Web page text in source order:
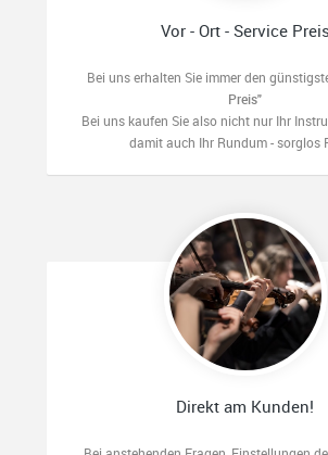
Vor - Ort - Service Preis
Bei uns erhalten Sie immer den
Preis"
Bei uns kaufen Sie also nicht nur Ihr
damit auch Ihr Rundum - sorglos
Direkt am Kunden!